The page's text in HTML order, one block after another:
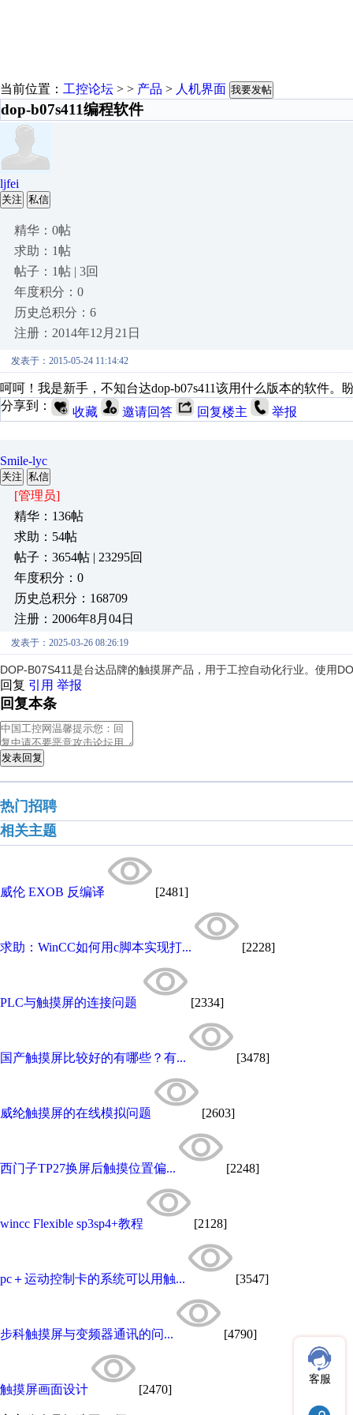
当前位置： 工控论坛 > > 产品 > 人机界面 我要发帖
dop-b07s411编程软件
ljfei
关注 私信
精华：0帖
求助：1帖
帖子：1帖 | 3回
年度积分：0
历史总积分：6
注册：2014年12月21日
发表于：2015-05-24 11:14:42
呵呵！我是新手，不知台达dop-b07s411该用什么版本的软件。
分享到：
收藏 邀请回答 回复楼主 举报
Smile-lyc
关注 私信
[管理员]
精华：136帖
求助：54帖
帖子：3654帖 | 23295回
年度积分：0
历史总积分：168709
注册：2006年8月04日
发表于：2025-03-26 08:26:19
DOP-B07S411是台达品牌的触摸屏产品，用于工控自动化行业。使用
回复 引用 举报
回复本条
发表回复
热门招聘
相关主题
威伦 EXOB 反编译 [2481]
求助：WinCC如何用c脚本实现打... [2228]
PLC与触摸屏的连接问题 [2334]
国产触摸屏比较好的有哪些？有... [3478]
威纶触摸屏的在线模拟问题 [2603]
西门子TP27换屏后触摸位置偏... [2248]
wincc Flexible sp3sp4+教程 [2128]
pc＋运动控制卡的系统可以用触... [3547]
步科触摸屏与变频器通讯的问... [4790]
触摸屏画面设计 [2470]
客服